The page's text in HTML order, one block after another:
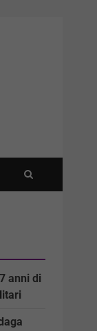
anni di